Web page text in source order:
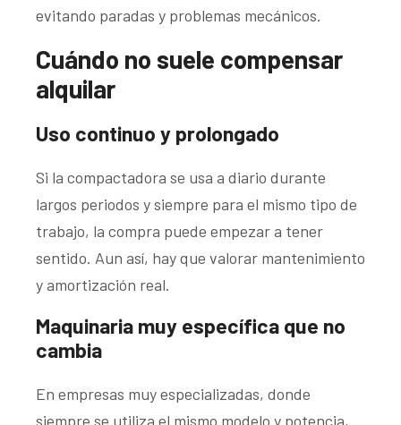
evitando paradas y problemas mecánicos.
Cuándo no suele compensar
alquilar
Uso continuo y prolongado
Si la compactadora se usa a diario durante
largos periodos y siempre para el mismo tipo de
trabajo, la compra puede empezar a tener
sentido. Aun así, hay que valorar mantenimiento
y amortización real.
Maquinaria muy específica que no
cambia
En empresas muy especializadas, donde
siempre se utiliza el mismo modelo y potencia,